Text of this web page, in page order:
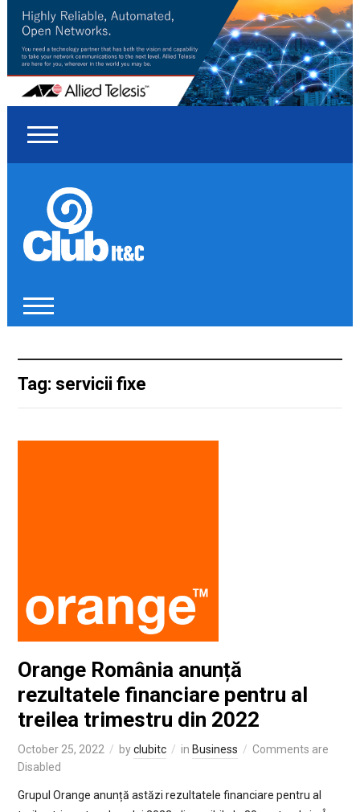
Tag: servicii fixe
Orange România anunță
rezultatele financiare pentru al
treilea trimestru din 2022
October 25, 2022 byclubitc in Business
Comments are
Disabled
Grupul Orange anunță astăzi rezultatele financiare pentru al